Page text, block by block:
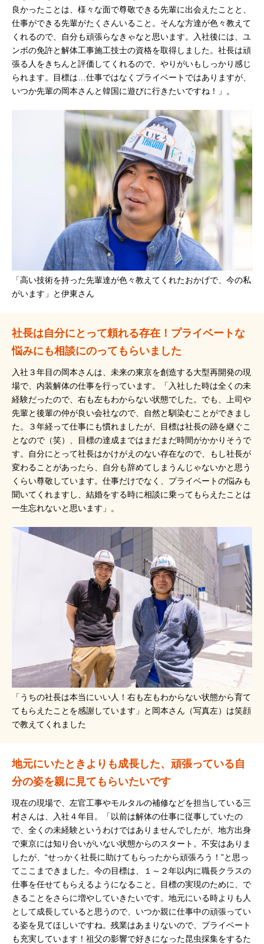
良かったことは、様々な面で尊敬できる先輩に出会えたことと、
仕事ができる先輩がたくさんいること。そんな方達が色々教えて
くれるので、自分も頑張らなきゃなと思います。入社後には、ユ
ンボの免許と解体工事施工技士の資格を取得しました。社長は頑
張る人をきちんと評価してくれるので、やりがいもしっかり感じ
られます。目標は…仕事ではなくプライベートではありますが、
いつか先輩の岡本さんと韓国に遊びに行きたいですね！」。
「高い技術を持った先輩達が色々教えてくれたおかげで、今の私
がいます」と伊東さん
社長は自分にとって頼れる存在！プライベートな
悩みにも相談にのってもらいました
入社３年目の岡本さんは、未来の東京を創造する大型再開発の現
場で、内装解体の仕事を行っています。「入社した時は全くの未
経験だったので、右も左もわからない状態でした。でも、上司や
先輩と後輩の仲が良い会社なので、自然と馴染むことができまし
た。３年経って仕事にも慣れましたが、目標は社長の跡を継ぐこ
となので（笑）、目標の達成まではまだまだ時間がかかりそうで
す。自分にとって社長はかけがえのない存在なので、もし社長が
変わることがあったら、自分も辞めてしまうんじゃないかと思う
くらい尊敬しています。仕事だけでなく、プライベートの悩みも
聞いてくれますし、結婚をする時に相談に乗ってもらえたことは
一生忘れないと思います」。
「うちの社長は本当にいい人！右も左もわからない状態から育て
てもらえたことを感謝しています」と岡本さん（写真左）は笑顔
で教えてくれました
地元にいたときよりも成長した、頑張っている自
分の姿を親に見てもらいたいです
現在の現場で、左官工事やモルタルの補修などを担当している三
村さんは、入社４年目。「以前は解体の仕事に従事していたの
で、全くの未経験というわけではありませんでしたが、地方出身
で東京には知り合いがいない状態からのスタート。不安はありま
したが、“せっかく社長に助けてもらったから頑張ろう！”と思っ
てここまできました。今の目標は、１～２年以内に職長クラスの
仕事を任せてもらえるようになること。目標の実現のために、で
きることをさらに増やしていきたいです。地元にいる時よりも人
として成長していると思うので、いつか親に仕事中の頑張ってい
る姿を見てほしいですね。残業はあまりないので、プライベート
も充実しています！祖父の影響で好きになった昆虫採集をするた